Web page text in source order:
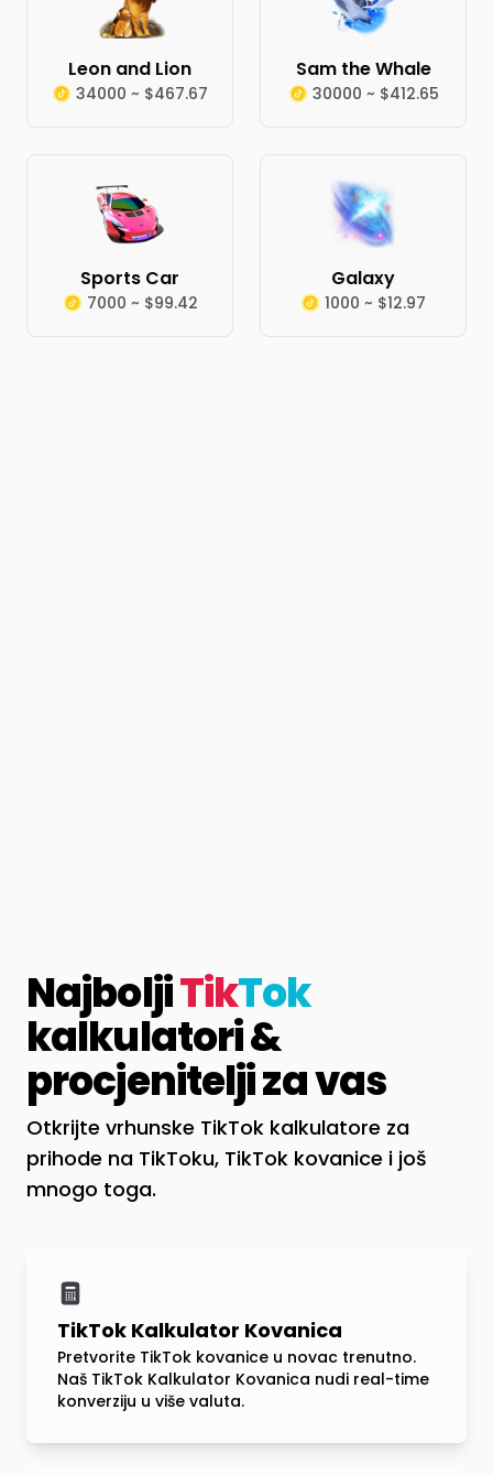
Leon and Lion
34000 ~ $467.67
Sam the Whale
30000 ~ $412.65
Sports Car
7000 ~ $99.42
Galaxy
1000 ~ $12.97
NajboljiTikTok
kalkulatori &
procjenitelji za vas
Otkrijte vrhunske TikTok kalkulatore za
prihode na TikToku, TikTok kovanice i još
mnogo toga.
TikTok Kalkulator Kovanica
Pretvorite TikTok kovanice u novac trenutno.
Naš TikTok Kalkulator Kovanica nudi real-time
konverziju u više valuta.